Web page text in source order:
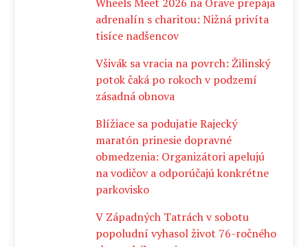
Wheels Meet 2026 na Orave prepája
adrenalín s charitou: Nižná privíta
tisíce nadšencov
Všivák sa vracia na povrch: Žilinský
potok čaká po rokoch v podzemí
zásadná obnova
Blížiace sa podujatie Rajecký
maratón prinesie dopravné
obmedzenia: Organizátori apelujú
na vodičov a odporúčajú konkrétne
parkovisko
V Západných Tatrách v sobotu
popoludní vyhasol život 76-ročného